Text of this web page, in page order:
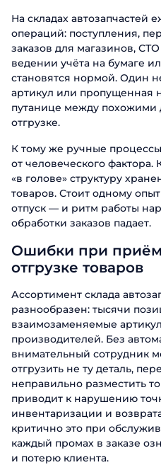
На складах автозапчастей
операций: поступления,
заказов для магазинов,
ведении учёта на бумаге
становятся нормой. Один
артикул или пропущенная
путанице между похожими
отгрузке.
К тому же ручные
от человеческого
«в голове» структуру
товаров. Стоит одному
отпуск — и ритм работы
обработки заказов падает.
Ошибки при
отгрузке товаров
Ассортимент склада
разнообразен: тысячи
взаимозаменяемые
производителей. Без
внимательный сотрудник
отгрузить не ту деталь,
неправильно разместить
приводит к нарушению
инвентаризации и
критично это при
каждый промах в заказе
и потерю клиента.